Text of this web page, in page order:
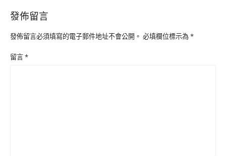
發佈留言
發佈留言必須填寫的電子郵件地址不會公開。 必填欄位標示為*
留言*